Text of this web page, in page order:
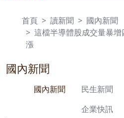
首頁 讀新聞
國內新聞
這檔半導體股成交量暴
漲
國內新聞
國內新聞 民生新聞
企業快訊